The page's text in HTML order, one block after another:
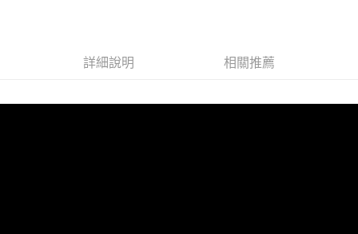
詳細說明 相關推薦